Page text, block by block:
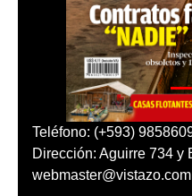
Teléfono: (+593)
Dirección: Aguirre 734 y
webmaster@vistazo.com